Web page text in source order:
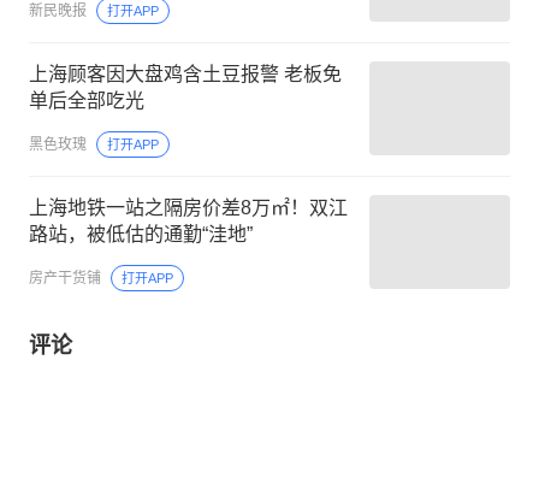
新民晚报 打开APP
上海顾客因大盘鸡含土豆报警 老板免
单后全部吃光
黑色玫瑰 打开APP
上海地铁一站之隔房价差8万㎡！双江
路站，被低估的通勤“洼地”
房产干货铺 打开APP
评论